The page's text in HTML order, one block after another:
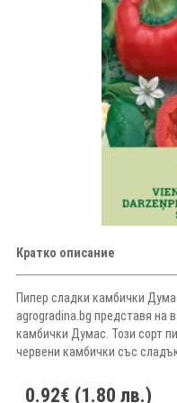
Кратко описание
Пипер сладки камбички
agrogradina.bg представя на
камбички Думас. Този сорт
червени камбички със сладък
0.92€ (1.80 лв.)